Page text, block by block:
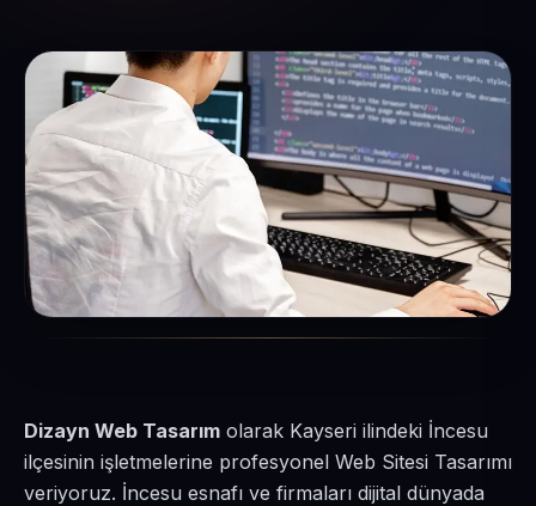
Dizayn Web Tasarım olarak Kayseri ilindeki İncesu
ilçesinin işletmelerine profesyonel Web Sitesi Tasarımı
veriyoruz. İncesu esnafı ve firmaları dijital dünyada